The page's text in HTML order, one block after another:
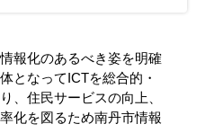
報化のあるべき姿を明確
となってICTを総合的・
、住民サービスの向上、
化を図るため南丹市情報